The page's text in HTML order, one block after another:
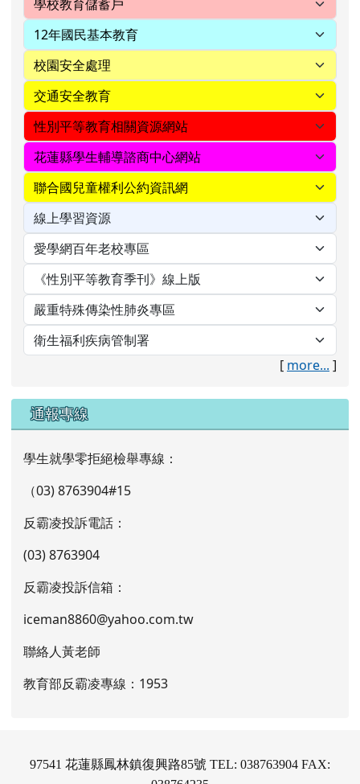
[ more... ]
通報專線
學生就學零拒絕檢舉專線：
（03) 8763904#15
反霸凌投訴電話：
(03) 8763904
反霸凌投訴信箱：
iceman8860@yahoo.com.tw
聯絡人黃老師
教育部反霸凌專線：1953
97541 花蓮縣鳳林鎮復興路85號 TEL: 038763904 FAX: